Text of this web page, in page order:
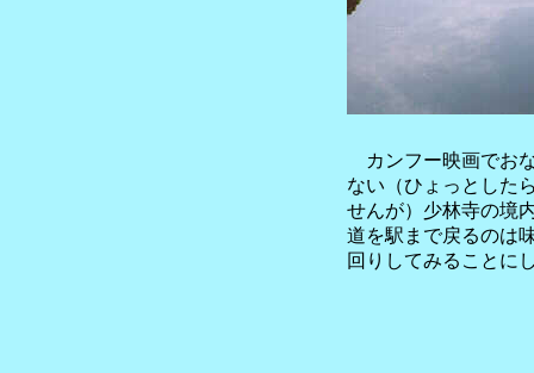
カンフー映画でお
ない（ひょっとした
せんが）少林寺の境
道を駅まで戻るのは
回りしてみることに